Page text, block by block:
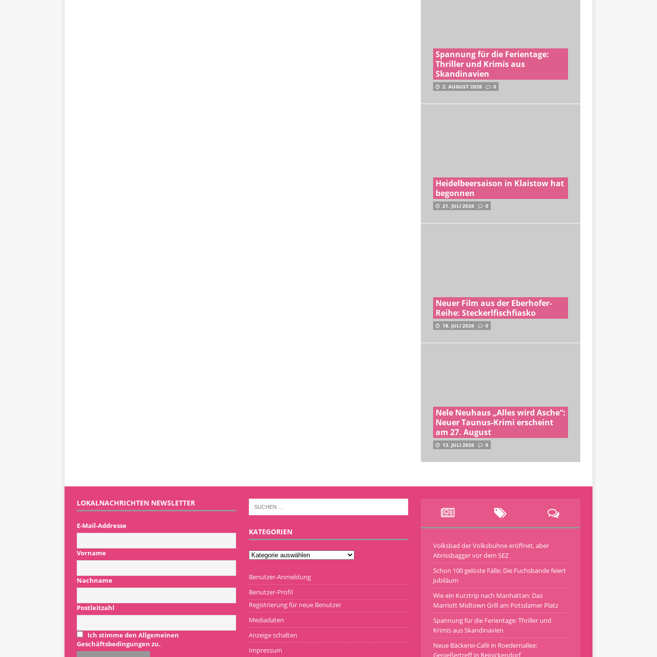
Spannung für die Ferientage:
Thriller und Krimis aus
Skandinavien
2. AUGUST 2026 0
Heidelbeersaison in Klaistow hat
begonnen
21. JULI 2026 0
Neuer Film aus der Eberhofer-
Reihe: Steckerlfischfiasko
18. JULI 2026 0
Nele Neuhaus „Alles wird Asche“:
Neuer Taunus-Krimi erscheint
am 27. August
13. JULI 2026 0
LOKALNACHRICHTEN NEWSLETTER
E-Mail-Addresse
Vorname
Nachname
Postleitzahl
Ich stimme den Allgemeinen
Geschäftsbedingungen zu.
KATEGORIEN
Benutzer-Anmeldung
Benutzer-Profil
Registrierung für neue Benutzer
Mediadaten
Anzeige schalten
Impressum
Volksbad der Volksbühne eröffnet, aber
Abrissbagger vor dem SEZ
Schon 100 gelöste Fälle: Die Fuchsbande feiert
Jubiläum
Wie ein Kurztrip nach Manhattan: Das
Marriott Midtown Grill am Potsdamer Platz
Spannung für die Ferientage: Thriller und
Krimis aus Skandinavien
Neue Bäckerei-Café in Roedernallee:
Genießertreff in Reinickendorf